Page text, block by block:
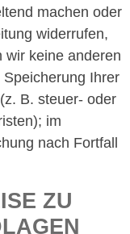
machen oder
widerrufen,
wir keine anderen
Ihrer
B. steuer- oder
im
nach Fortfall
ZU